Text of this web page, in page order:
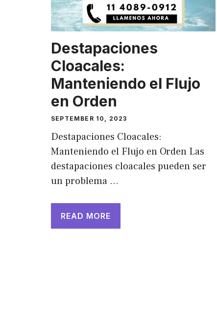
Destapaciones
Cloacales:
Manteniendo el Flujo
en Orden
SEPTEMBER 10, 2023
Destapaciones Cloacales:
Manteniendo el Flujo en Orden Las
destapaciones cloacales pueden ser
un problema …
READ MORE